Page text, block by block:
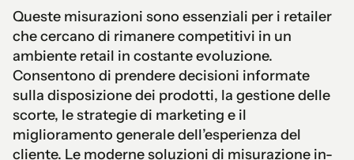
Queste misurazioni sono essenziali per i retailer
che cercano di rimanere competitivi in un
ambiente retail in costante evoluzione.
Consentono di prendere decisioni informate
sulla disposizione dei prodotti, la gestione delle
scorte, le strategie di marketing e il
miglioramento generale dell’esperienza del
cliente. Le moderne soluzioni di misurazione in-